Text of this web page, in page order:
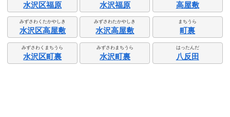
水沢区福原 水沢福原 高屋敷
みずさわくたかやしき
水沢区高屋敷
みずさわたかやしき
水沢高屋敷
まちうら
町裏
みずさわくまちうら
水沢区町裏
みずさわまちうら
水沢町裏
はったんだ
八反田